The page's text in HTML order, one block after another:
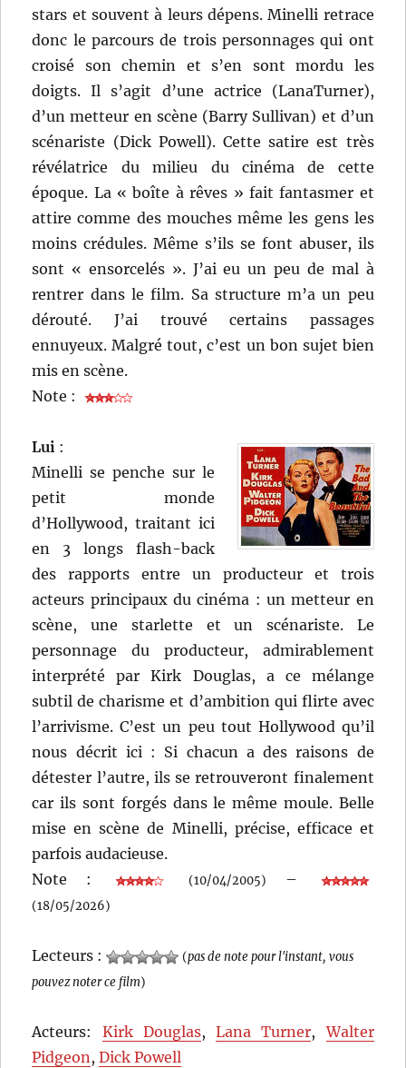
stars et souvent à leurs dépens. Minelli retrace
donc le parcours de trois personnages qui ont
croisé son chemin et s’en sont mordu les
doigts. Il s’agit d’une actrice (LanaTurner),
d’un metteur en scène (Barry Sullivan) et d’un
scénariste (Dick Powell). Cette satire est très
révélatrice du milieu du cinéma de cette
époque. La « boîte à rêves » fait fantasmer et
attire comme des mouches même les gens les
moins crédules. Même s’ils se font abuser, ils
sont « ensorcelés ». J’ai eu un peu de mal à
rentrer dans le film. Sa structure m’a un peu
dérouté. J’ai trouvé certains passages
ennuyeux. Malgré tout, c’est un bon sujet bien
mis en scène.
Note :
Lui :
Minelli se penche sur le
petit monde
d’Hollywood, traitant ici
en 3 longs flash-back
des rapports entre un producteur et trois
acteurs principaux du cinéma : un metteur en
scène, une starlette et un scénariste. Le
personnage du producteur, admirablement
interprété par Kirk Douglas, a ce mélange
subtil de charisme et d’ambition qui flirte avec
l’arrivisme. C’est un peu tout Hollywood qu’il
nous décrit ici : Si chacun a des raisons de
détester l’autre, ils se retrouveront finalement
car ils sont forgés dans le même moule. Belle
mise en scène de Minelli, précise, efficace et
parfois audacieuse.
Note :
(10/04/2005) –
(18/05/2026)
Lecteurs : (pas de note pour l'instant, vous
pouvez noter ce film)
Acteurs: Kirk Douglas,Lana Turner,Walter
Pidgeon,Dick Powell